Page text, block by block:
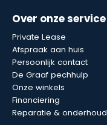
Over onze service
Private Lease
Afspraak aan huis
Persoonlijk contact
De Graaf pechhulp
Onze winkels
Financiering
Reparatie & onderhoud